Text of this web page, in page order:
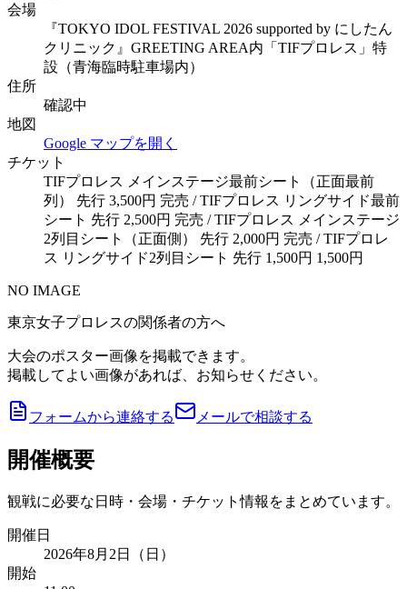
会場
『TOKYO IDOL FESTIVAL 2026 supported by にしたん
クリニック』GREETING AREA内「TIFプロレス」特
設（青海臨時駐車場内）
住所
確認中
地図
Google マップを開く
チケット
TIFプロレス メインステージ最前シート（正面最前
列） 先行 3,500円 完売 / TIFプロレス リングサイド最前
シート 先行 2,500円 完売 / TIFプロレス メインステージ
2列目シート（正面側） 先行 2,000円 完売 / TIFプロレ
ス リングサイド2列目シート 先行 1,500円 1,500円
NO IMAGE
東京女子プロレスの関係者の方へ
大会のポスター画像を掲載できます。
掲載してよい画像があれば、お知らせください。
フォームから連絡する メールで相談する
開催概要
観戦に必要な日時・会場・チケット情報をまとめています。
開催日
2026年8月2日（日）
開始